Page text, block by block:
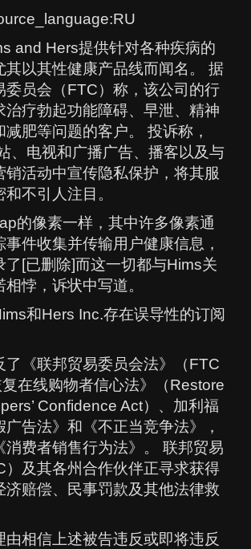
and Hers提供针对各种疾病的
其以其性健康产品线而闻名。 据
委员会（FTC）称，该公司的行
治疗勃起功能障碍、早泄、精神
减肥等问题的客户。 投诉称，
、电视和广播广告、播客以及与
销活动中宣传隐私保护，将其服
不引人注目。
的像素一样，其中许多像素通
件收集并传输用户健康信息，
了[已删除]而这一切都与Hims关
悖，诉状中写道。
和Hers Inc.存在误导性的订阅
了《联邦贸易委员会法》（FTC
在线购物者信心法》（Restore
Confidence Act）、加利福
广告法》和《不正当竞争法》，
消费者销售行为法》。 联邦贸易
）及其各州合作伙伴正寻求获得
济赔偿、民事罚款及其他法律救
由相信上述被告违反或即将违反